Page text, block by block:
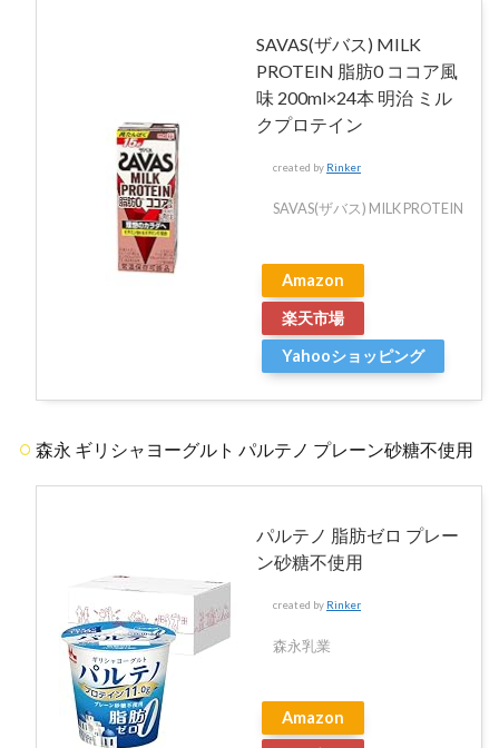
SAVAS(ザバス) MILK
PROTEIN 脂肪0 ココア風
味 200ml×24本 明治 ミル
クプロテイン
created by Rinker
SAVAS(ザバス) MILK PROTEIN
Amazon
楽天市場
Yahooショッピング
森永 ギリシャヨーグルト パルテノ プレーン砂糖不使用
パルテノ 脂肪ゼロ プレー
ン砂糖不使用
created by Rinker
森永乳業
Amazon